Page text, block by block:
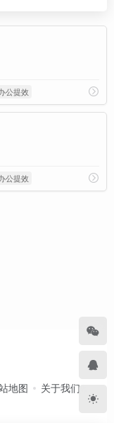
公提效
公提效
地图 关于我们